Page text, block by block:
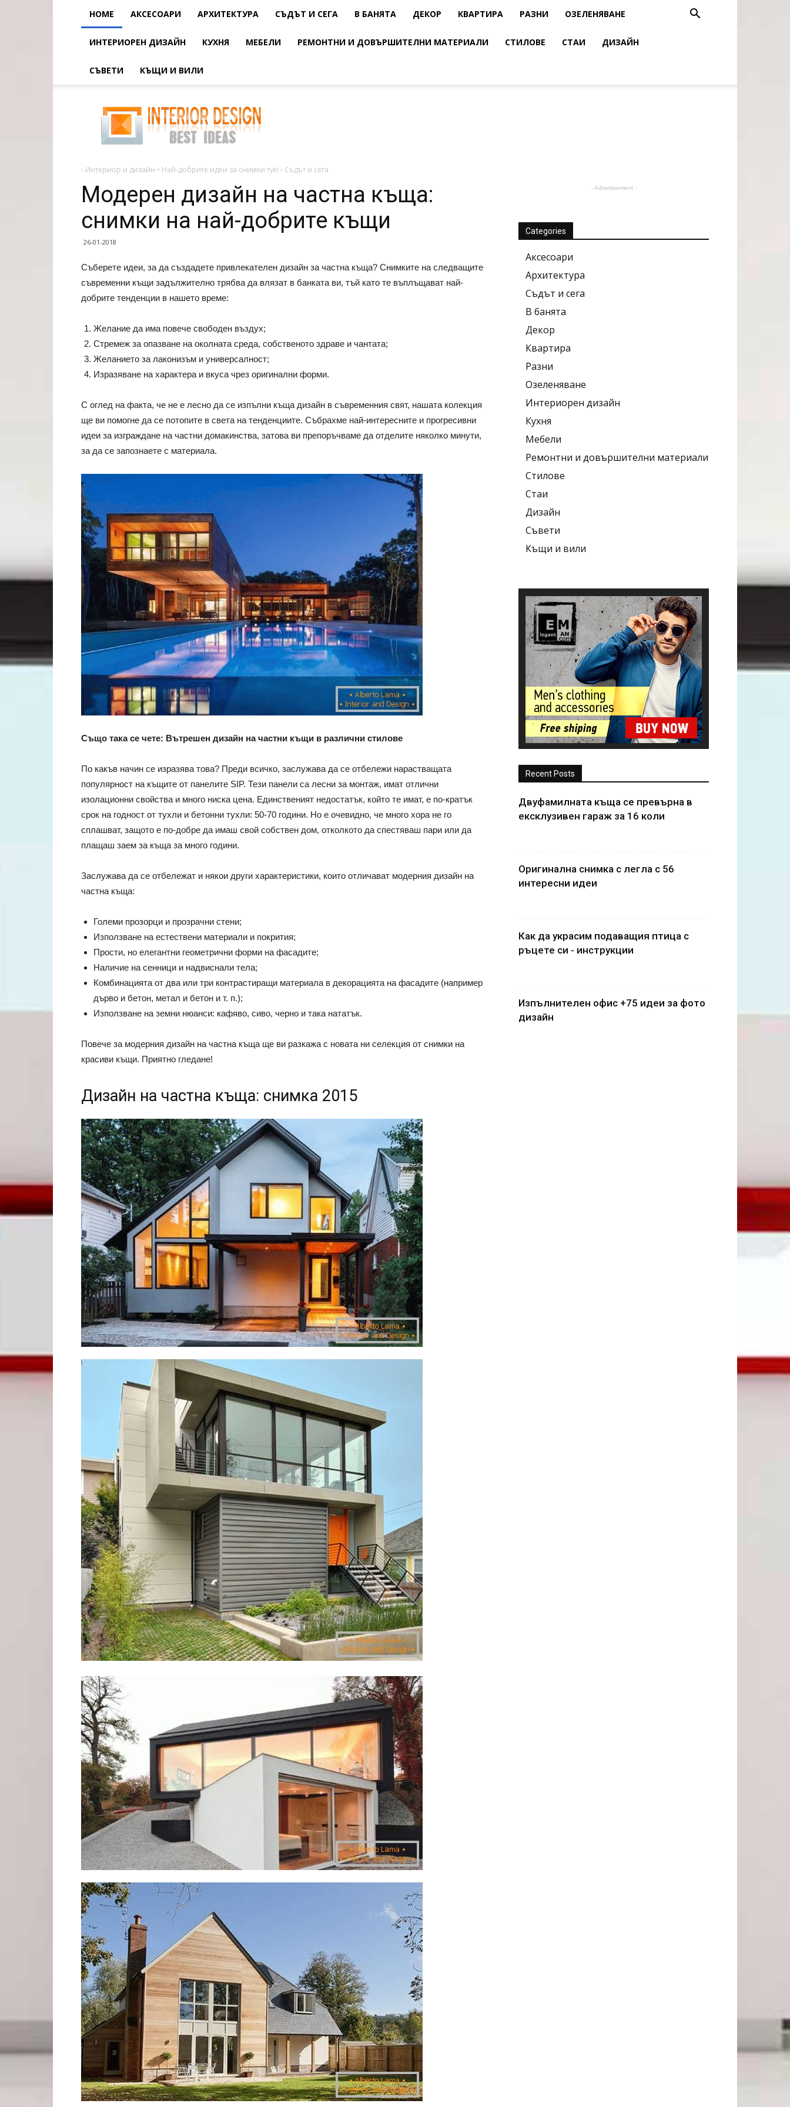
HOME АКСЕСОАРИ АРХИТЕКТУРА СЪДЪТ И СЕГА В БАНЯТА ДЕКОР КВАРТИРА РАЗНИ ОЗЕЛЕНЯВАНЕ
ИНТЕРИОРЕН ДИЗАЙН КУХНЯ МЕБЕЛИ РЕМОНТНИ И ДОВЪРШИТЕЛНИ МАТЕРИАЛИ СТИЛОВЕ СТАИ ДИЗАЙН
СЪВЕТИ КЪЩИ И ВИЛИ
дизайн
на
частна
къща:
снимки
добрите
къщи
› Интериор и дизайн • Най-добрите идеи за снимки тук! › Съдът и сега
Модерен дизайн на частна къща:
снимки на най-добрите къщи
26-01-2018
Съберете идеи, за да създадете привлекателен дизайн за частна къща? Снимките на следващите
съвременни къщи задължително трябва да влязат в банката ви, тъй като те въплъщават най-
добрите тенденции в нашето време:
Желание да има повече свободен въздух;
Стремеж за опазване на околната среда, собственото здраве и чантата;
Желанието за лаконизъм и универсалност;
Изразяване на характера и вкуса чрез оригинални форми.
С оглед на факта, че не е лесно да се изпълни къща дизайн в съвременния свят, нашата колекция
ще ви помогне да се потопите в света на тенденциите. Събрахме най-интересните и прогресивни
идеи за изграждане на частни домакинства, затова ви препоръчваме да отделите няколко минути,
за да се запознаете с материала.
Също така се чете: Вътрешен дизайн на частни къщи в различни стилове
По какъв начин се изразява това? Преди всичко, заслужава да се отбележи нарастващата
популярност на къщите от панелите SIP. Тези панели са лесни за монтаж, имат отлични
изолационни свойства и много ниска цена. Единственият недостатък, който те имат, е по-кратък
срок на годност от тухли и бетонни тухли: 50-70 години. Но е очевидно, че много хора не го
сплашват, защото е по-добре да имаш свой собствен дом, отколкото да спестяваш пари или да
плащаш заем за къща за много години.
Заслужава да се отбележат и някои други характеристики, които отличават модерния дизайн на
частна къща:
Големи прозорци и прозрачни стени;
Използване на естествени материали и покрития;
Прости, но елегантни геометрични форми на фасадите;
Наличие на сенници и надвиснали тела;
Комбинацията от два или три контрастиращи материала в декорацията на фасадите (например
дърво и бетон, метал и бетон и т. п.);
Използване на земни нюанси: кафяво, сиво, черно и така нататък.
Повече за модерния дизайн на частна къща ще ви разкажа с новата ни селекция от снимки на
красиви къщи. Приятно гледане!
Дизайн на частна къща: снимка 2015
- Advertisement -
Categories
Аксесоари
Архитектура
Съдът и сега
В банята
Декор
Квартира
Разни
Озеленяване
Интериорен дизайн
Кухня
Мебели
Ремонтни и довършителни материали
Стилове
Стаи
Дизайн
Съвети
Къщи и вили
Recent Posts
Двуфамилната къща се превърна в
ексклузивен гараж за 16 коли
Оригинална снимка с легла с 56
интересни идеи
Как да украсим подаващия птица с
ръцете си - инструкции
Изпълнителен офис +75 идеи за фото
дизайн